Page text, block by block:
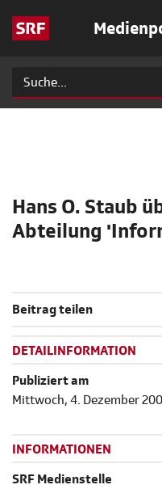
Hans O. Staub
Abteilung
Beitrag teilen
DETAILINFORMATION
Publiziert am
Mittwoch, 4. Dezember
INFORMATIONEN
SRF Medienstelle